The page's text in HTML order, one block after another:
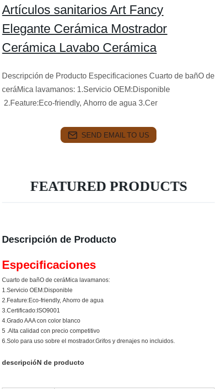
Artículos sanitarios Art Fancy
Elegante Cerámica Mostrador
Cerámica Lavabo Cerámica
Descripción de Producto Especificaciones Cuarto de bañO de
ceráMica lavamanos: 1.Servicio OEM:Disponible
2.Feature:Eco-friendly, Ahorro de agua 3.Cer
SEND EMAIL TO US
FEATURED PRODUCTS
Descripción de Producto
Especificaciones
Cuarto de bañO de ceráMica lavamanos:
1.Servicio OEM:Disponible
2.Feature:Eco-friendly, Ahorro de agua
3.Certificado:ISO9001
4.Grado AAA con color blanco
5 .Alta calidad con precio competitivo
6.Solo para uso sobre el mostrador.Grifos y drenajes no incluidos.
descripcióN de producto